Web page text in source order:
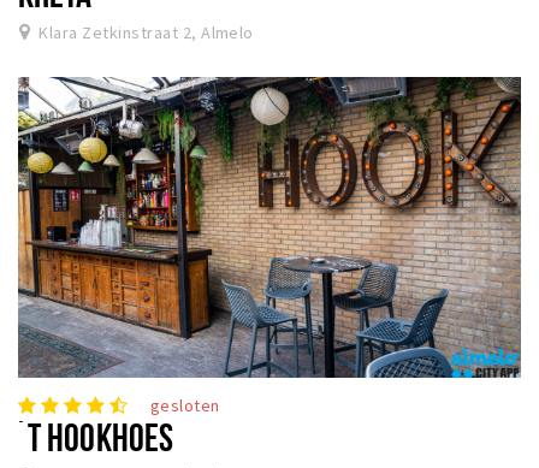
Klara Zetkinstraat 2, Almelo
gesloten
´T HOOKHOES